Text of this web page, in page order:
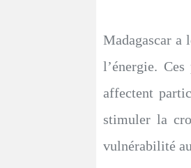
Madagascar a
l’énergie.
affectent
stimuler la
vulnérabilité